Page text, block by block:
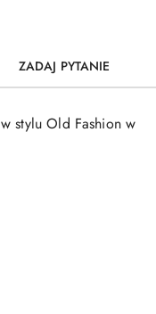
ZADAJ PYTANIE
stylu Old Fashion w